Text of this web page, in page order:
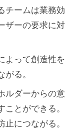
化する方
立と維持
での連
チームは業務効
ザーの要求に対
よって創造性を
る。
ルダーからの意
とができる。
につながる。